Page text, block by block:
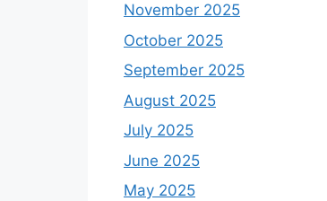
November 2025
October 2025
September 2025
August 2025
July 2025
June 2025
May 2025